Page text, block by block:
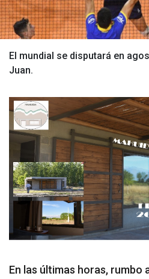
El mundial se disputará en
Juan.
En las últimas horas, rumbo